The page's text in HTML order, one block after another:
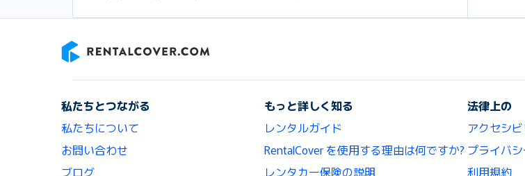
私たちとつながる
私たちについて
お問い合わせ
ブログ
もっと詳しく知る
レンタルガイド
RentalCover を使用する理由は何ですか?
レンタカー保険の説明
法律上の
アクセシ
プライバ
利用規約